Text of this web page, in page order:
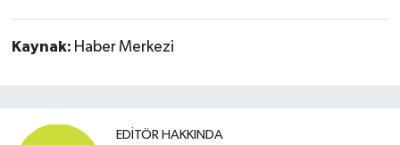
Kaynak: Haber Merkezi
EDITÖR HAKKINDA